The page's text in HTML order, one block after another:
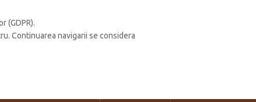
(GDPR).
Continuarea navigarii se considera